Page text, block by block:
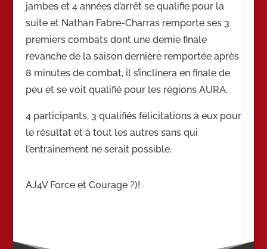
jambes et 4 années d’arrêt se qualifie pour la
suite et Nathan Fabre-Charras remporte ses 3
premiers combats dont une demie finale
revanche de la saison dernière remportée après
8 minutes de combat, il s’inclinera en finale de
peu et se voit qualifié pour les régions AURA.
4 participants, 3 qualifiés félicitations à eux pour
le résultat et à tout les autres sans qui
l’entrainement ne serait possible.
AJ4V Force et Courage ?)!